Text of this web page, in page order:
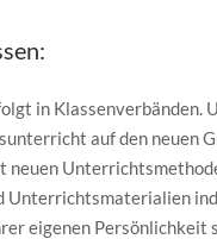
in Klassenverbänden.
auf den neuen
neuen
Unterrichtsmaterialien
eigenen Persönlichkeit